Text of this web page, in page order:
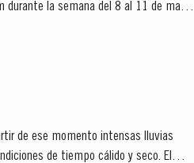
durante la semana del 8 al 11 de mayo.
de ese momento intensas lluvias
de tiempo cálido y seco. El